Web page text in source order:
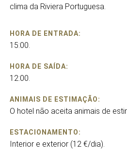
clima da Riviera Portuguesa.
HORA DE ENTRADA:
15:00.
HORA DE SAÍDA:
12:00.
ANIMAIS DE ESTIMAÇÃO:
O hotel não aceita animais de
ESTACIONAMENTO:
Interior e exterior (12 €/dia).